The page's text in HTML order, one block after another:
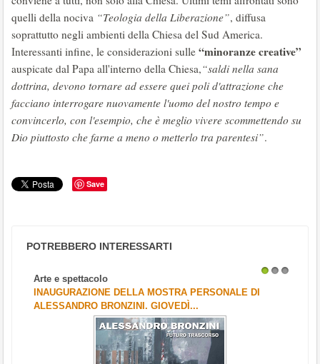
quelli della nociva “Teologia della Liberazione”, diffusa
soprattutto negli ambienti della Chiesa del Sud America.
Interessanti infine, le considerazioni sulle “minoranze creative”
auspicate dal Papa all'interno della Chiesa,“saldi nella sana
dottrina, devono tornare ad essere quei poli d'attrazione che
facciano interrogare nuovamente l'uomo del nostro tempo e
convincerlo, con l'esempio, che è meglio vivere scommettendo su
Dio piuttosto che farne a meno o metterlo tra parentesi”.
Save
POTREBBERO INTERESSARTI
Arte e spettacolo
INAUGURAZIONE DELLA MOSTRA PERSONALE DI
ALESSANDRO BRONZINI. GIOVEDÌ...